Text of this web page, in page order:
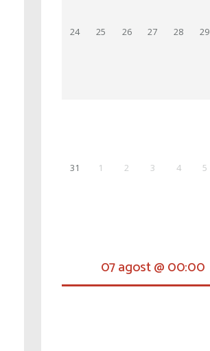
24 25 26 27 28 29
31 1 2 3 4 5
07 agost @ 00:00